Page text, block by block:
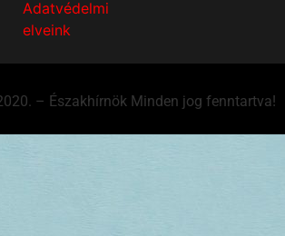
Adatvédelmi
elveink
– Északhírnök Minden jog fenntartva!